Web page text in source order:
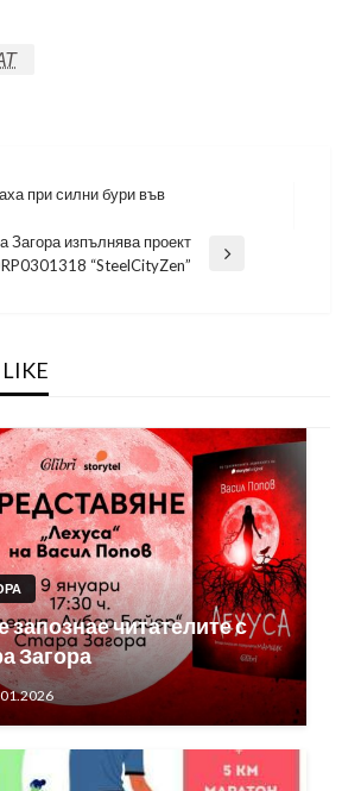
при силни бури във
Загора изпълнява проект
“SteelCityZen”
читателите с
Загора